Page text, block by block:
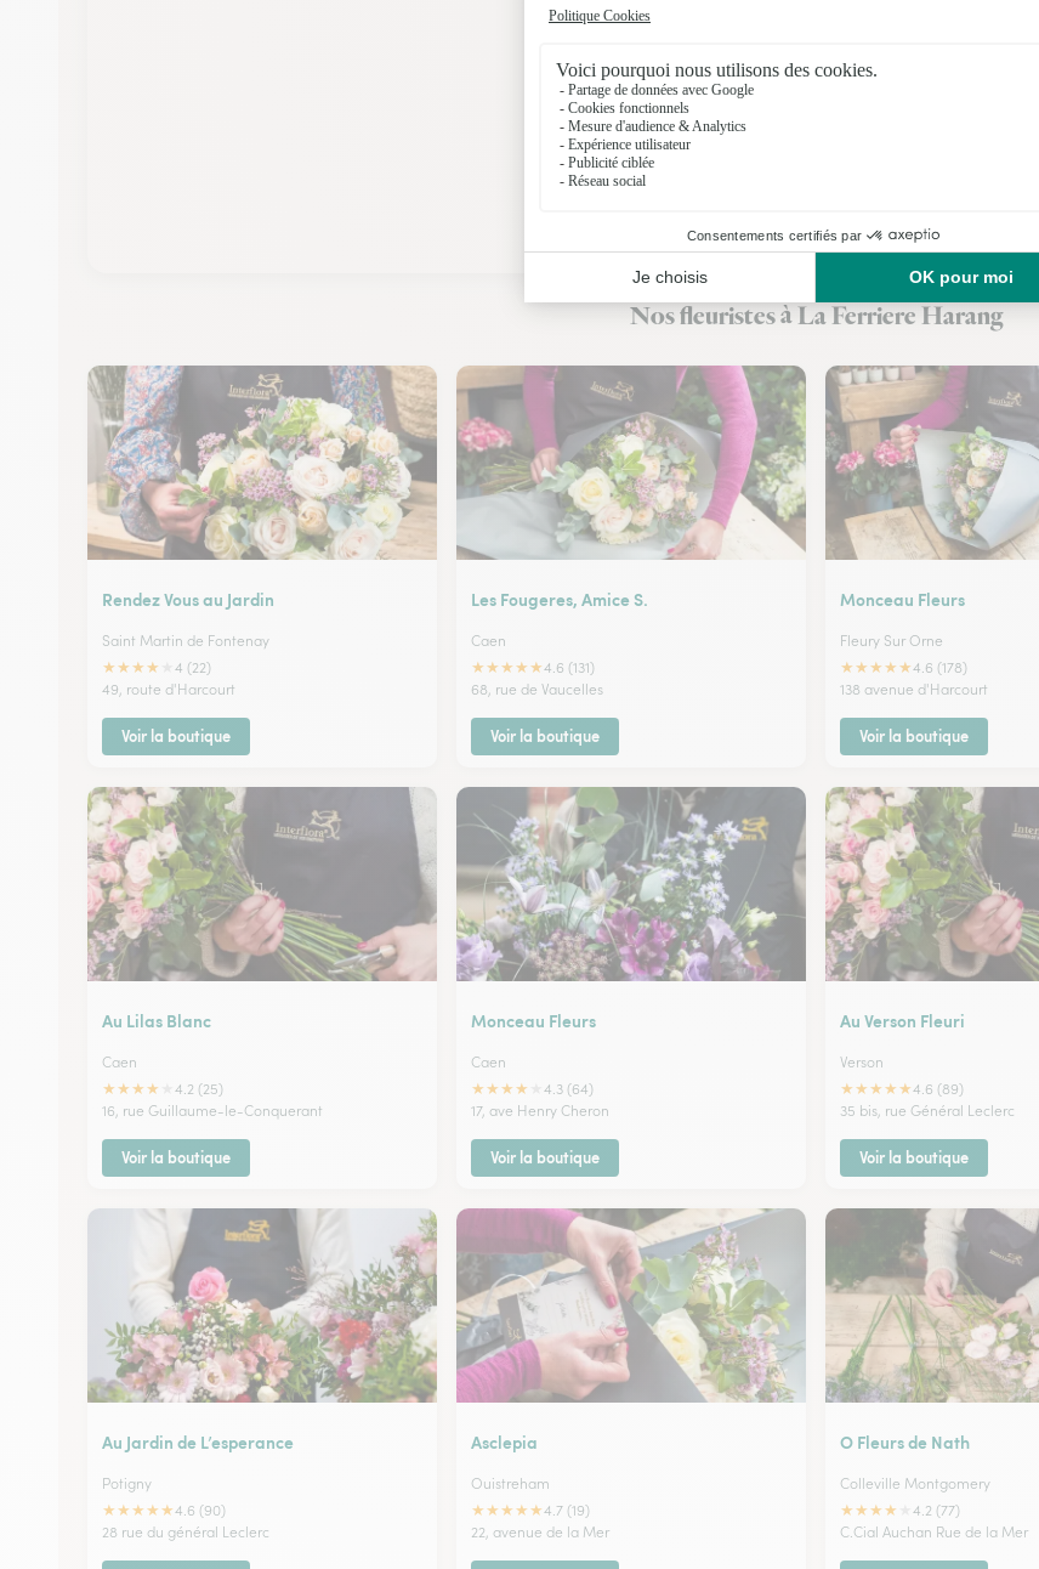
Nos fleuristes à La Ferriere Harang
Rendez Vous au Jardin
Saint Martin de Fontenay
★★★★
4 (22)
49, route d'Harcourt
Voir la boutique
Les Fougeres, Amice S.
Caen
★★★★★4.6 (131)
68, rue de Vaucelles
Voir la boutique
Monceau Fleurs
Fleury Sur Orne
★★★★★4.6 (178)
138 avenue d'Harcourt
Voir la boutique
Au Lilas Blanc
Caen
★★★★
4.2 (25)
16, rue Guillaume-le-Conquerant
Voir la boutique
Monceau Fleurs
Caen
★★★★
4.3 (64)
17, ave Henry Cheron
Voir la boutique
Au Verson Fleuri
Verson
★★★★★4.6 (89)
35 bis, rue Général Leclerc
Voir la boutique
Au Jardin de L’esperance
Potigny
★★★★★4.6 (90)
28 rue du général Leclerc
Asclepia
Ouistreham
★★★★★4.7 (19)
22, avenue de la Mer
O Fleurs de Nath
Colleville Montgomery
★★★★
4.2 (77)
C.Cial Auchan Rue de la Mer